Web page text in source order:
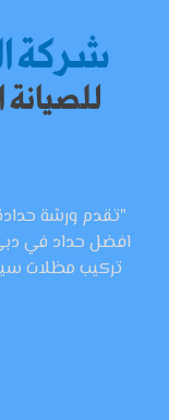
"تقدم ورشة
افضل حداد في
تركيب مظلات